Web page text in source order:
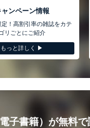
ャンペーン情報
定！高割引率の雑誌をカテ
リごとにご紹介
もっと詳しく ▶︎
子書籍）が無料で